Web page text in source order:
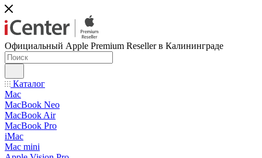
Официальный Apple Premium Reseller в Калининграде
Каталог
Mac
MacBook Neo
MacBook Air
MacBook Pro
iMac
Mac mini